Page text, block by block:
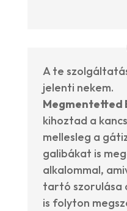
A te
jelenti nekem.
Megmentetted
kihoztad a
mellesleg a
galibákat is
alkalommal,
tartó szorulása
is folyton